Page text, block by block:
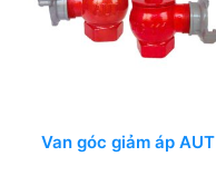
Van góc giảm áp AUT